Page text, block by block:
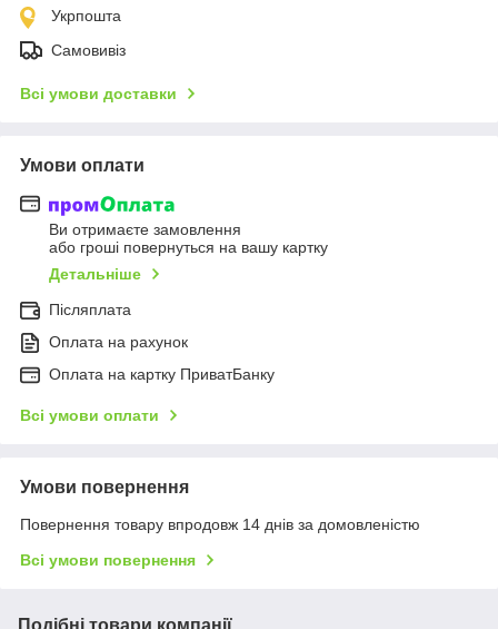
Укрпошта
Самовивіз
Всі умови доставки
Умови оплати
Ви отримаєте замовлення
або гроші повернуться на вашу картку
Детальніше
Післяплата
Оплата на рахунок
Оплата на картку ПриватБанку
Всі умови оплати
Умови повернення
Повернення товару впродовж 14 днів за домовленістю
Всі умови повернення